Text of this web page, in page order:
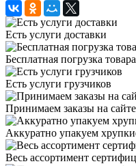
Есть услуги доставки
Бесплатная погрузка
Есть услуги грузчиков
Принимаем заказы на
Аккуратно упакуем
Весь ассортимент